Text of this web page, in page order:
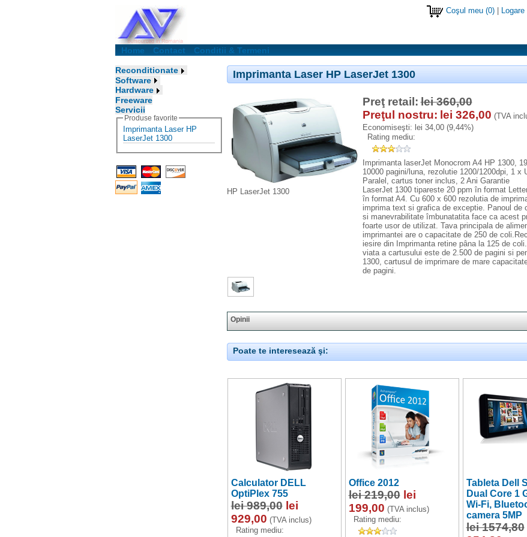
Coşul meu(0)| Logare|
Home Contact Conditii & Termeni
Reconditionate
Software
Hardware
Freeware
Servicii
Produse favorite
Imprimanta Laser HP
LaserJet 1300
Imprimanta Laser HP LaserJet 1300
HP LaserJet 1300
Preţ retail: lei 360,00
Preţul nostru: lei 326,00 (TVA
Economiseşti: lei 34,00 (9,44%)
Rating mediu:
Imprimanta laserJet Monocrom A4 HP 1300,
10000 pagini/luna, rezolutie 1200/1200dpi, 1 x
Paralel, cartus toner inclus, 2 Ani Garantie
LaserJet 1300 tipareste 20 ppm în format
în format A4. Cu 600 x 600 rezolutia de
imprima text si grafica de exceptie. Panoul de
si manevrabilitate îmbunatatita face ca acest
foarte usor de utilizat. Tava principala de
imprimantei are o capacitate de 250 de
iesire din Imprimanta retine pâna la 125 de
viata a cartusului este de 2.500 de pagini si
1300, cartusul de imprimare de mare
de pagini.
Opinii
Poate te interesează şi:
Calculator DELL
OptiPlex 755
lei 989,00 lei
929,00 (TVA inclus)
Rating mediu:
Office 2012
lei 219,00 lei
199,00 (TVA inclus)
Rating mediu:
Tableta Dell
Dual Core 1
Wi-Fi,
camera 5MP
lei 1574,80